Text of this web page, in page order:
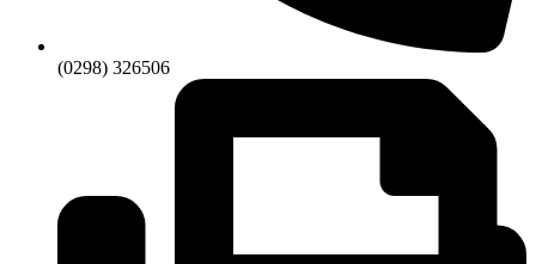
(0298) 326506